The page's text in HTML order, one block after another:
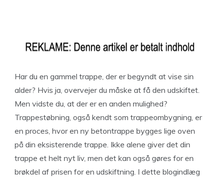
Har du en gammel trappe, der er begyndt at vise sin
alder? Hvis ja, overvejer du måske at få den udskiftet.
Men vidste du, at der er en anden mulighed?
Trappestøbning, også kendt som trappeombygning, er
en proces, hvor en ny betontrappe bygges lige oven
på din eksisterende trappe. Ikke alene giver det din
trappe et helt nyt liv, men det kan også gøres for en
brøkdel af prisen for en udskiftning. I dette blogindlæg